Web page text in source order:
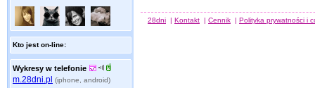
Kto jest on-line:
Wykresy w telefonie
m.28dni.pl (iphone, android)
28dni | Kontakt | Cennik | Polityka prywatności i